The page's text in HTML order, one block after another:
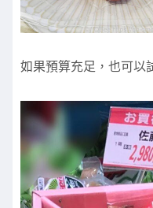
如果預算充足，也可以